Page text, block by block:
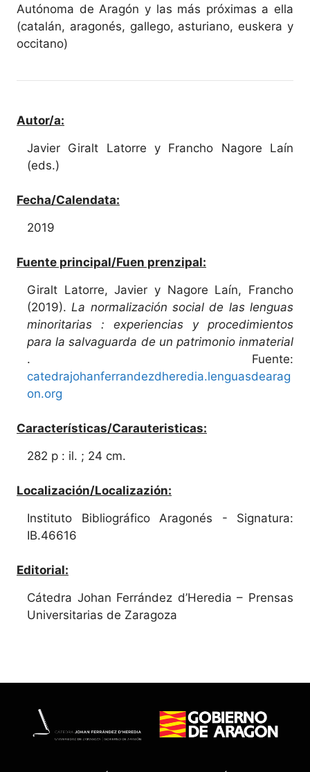
Autónoma de Aragón y las más próximas a ella
(catalán, aragonés, gallego, asturiano, euskera y
occitano)
Autor/a:
Javier Giralt Latorre y Francho Nagore Laín
(eds.)
Fecha/Calendata:
2019
Fuente principal/Fuen prenzipal:
Giralt Latorre, Javier y Nagore Laín, Francho
(2019). La normalización social de las lenguas
minoritarias : experiencias y procedimientos
para la salvaguarda de un patrimonio inmaterial
. Fuente:
catedrajohanferrandezdheredia.lenguasdearag
on.org
Características/Carauteristicas:
282 p : il. ; 24 cm.
Localización/Localizazión:
Instituto Bibliográfico Aragonés - Signatura:
IB.46616
Editorial:
Cátedra Johan Ferrández d’Heredia – Prensas
Universitarias de Zaragoza